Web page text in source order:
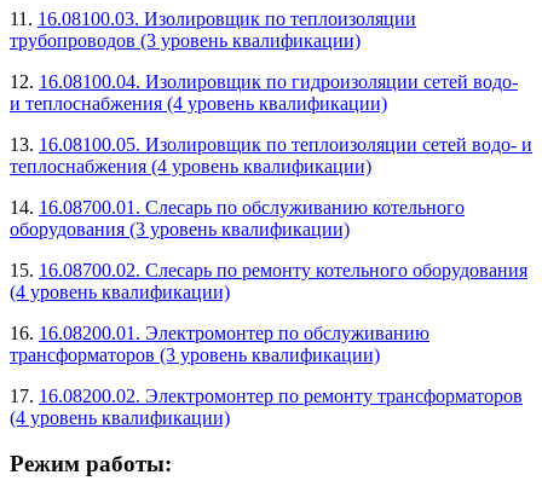
11. 16.08100.03. Изолировщик по теплоизоляции
трубопроводов (3 уровень квалификации)
12. 16.08100.04. Изолировщик по гидроизоляции сетей водо-
и теплоснабжения (4 уровень квалификации)
13. 16.08100.05. Изолировщик по теплоизоляции сетей водо- и
теплоснабжения (4 уровень квалификации)
14. 16.08700.01. Слесарь по обслуживанию котельного
оборудования (3 уровень квалификации)
15. 16.08700.02. Слесарь по ремонту котельного оборудования
(4 уровень квалификации)
16. 16.08200.01. Электромонтер по обслуживанию
трансформаторов (3 уровень квалификации)
17. 16.08200.02. Электромонтер по ремонту трансформаторов
(4 уровень квалификации)
Режим работы: